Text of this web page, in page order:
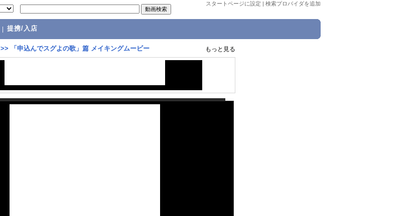
スタートページに設定 | 検索プロバイダを追加
提携/入店
>> 「申込んでスグよの歌」篇 メイキングムービー もっと見る